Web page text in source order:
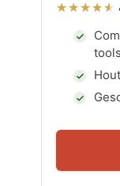
tools